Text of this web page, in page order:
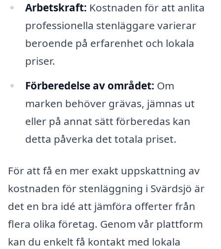
Arbetskraft: Kostnaden för att anlita
professionella stenläggare varierar
beroende på erfarenhet och lokala
priser.
Förberedelse av området: Om
marken behöver grävas, jämnas ut
eller på annat sätt förberedas kan
detta påverka det totala priset.
För att få en mer exakt uppskattning av
kostnaden för stenläggning i Svärdsjö är
det en bra idé att jämföra offerter från
flera olika företag. Genom vår plattform
kan du enkelt få kontakt med lokala